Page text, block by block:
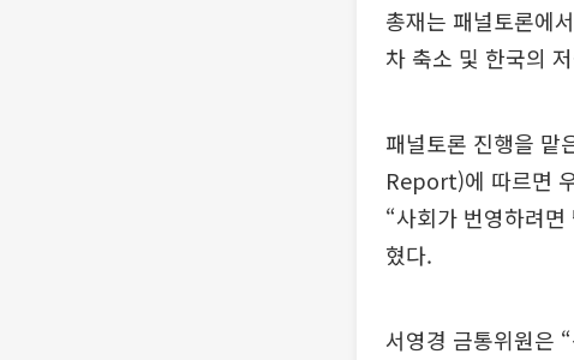
총재는 패널토론에
차 축소 및 한국의
패널토론 진행을 맡
Report)에 따르면
“사회가 번영하려
혔다.
서영경 금통위원은